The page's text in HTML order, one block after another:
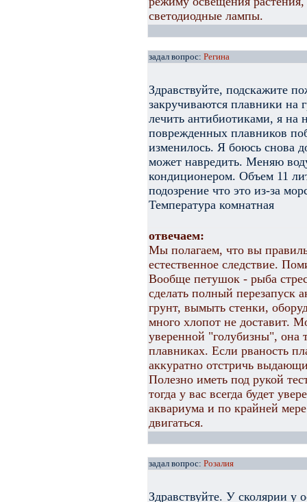
светодиодные лампы.
задал вопрос: Регина
Здравствуйте, подскажите
закручиваются плавники на
лечить антибиотиками, я на
поврежденных плавников
изменилось. Я боюсь снова
может навредить. Меняю
кондиционером. Объем 11
подозрение что это из-за
Температура комнатная
отвечаем:
Мы полагаем, что вы
естественное следствие.
Вообще петушок - рыба
сделать полный перезапуск
грунт, вымыть стенки,
много хлопот не доставит.
уверенной "голубизны", она
плавниках. Если рваность
аккуратно отстричь
Полезно иметь под рукой
тогда у вас всегда будет
аквариума и по крайней
двигаться.
задал вопрос: Розалия
Здравствуйте. У сколярии у